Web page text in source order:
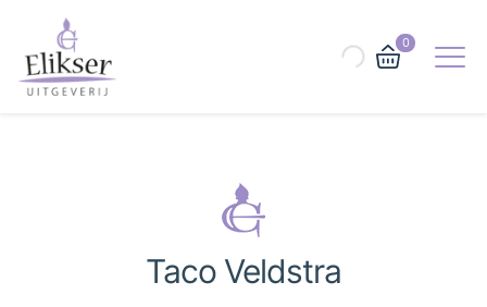
0
Taco Veldstra